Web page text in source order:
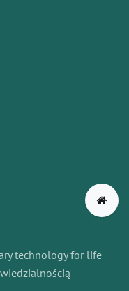
technology for life